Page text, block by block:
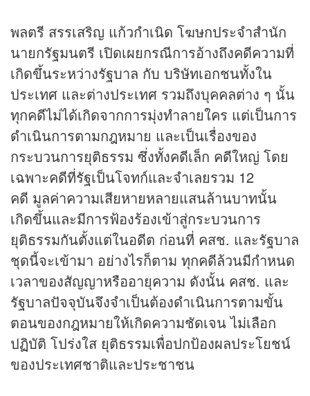
พลตรี สรรเสริญ แก้วกำเนิด โฆษกประจำสำนัก
นายกรัฐมนตรี เปิดเผยกรณีการอ้างถึงคดีความที่
เกิดขึ้นระหว่างรัฐบาล กับ บริษัทเอกชนทั้งใน
ประเทศ และต่างประเทศ รวมถึงบุคคลต่าง ๆ นั้น
ทุกคดีไม่ได้เกิดจากการมุ่งทำลายใคร แต่เป็นการ
ดำเนินการตามกฎหมาย และเป็นเรื่องของ
กระบวนการยุติธรรม ซึ่งทั้งคดีเล็ก คดีใหญ่ โดย
เฉพาะคดีที่รัฐเป็นโจทก์และจำเลยรวม 12
คดี มูลค่าความเสียหายหลายแสนล้านบาทนั้น
เกิดขึ้นและมีการฟ้องร้องเข้าสู่กระบวนการ
ยุติธรรมกันตั้งแต่ในอดีต ก่อนที่ คสช. และรัฐบาล
ชุดนี้จะเข้ามา อย่างไรก็ตาม ทุกคดีล้วนมีกำหนด
เวลาของสัญญาหรืออายุความ ดังนั้น คสช. และ
รัฐบาลปัจจุบันจึงจำเป็นต้องดำเนินการตามขั้น
ตอนของกฎหมายให้เกิดความชัดเจน ไม่เลือก
ปฏิบัติ โปร่งใส ยุติธรรมเพื่อปกป้องผลประโยชน์
ของประเทศชาติและประชาชน